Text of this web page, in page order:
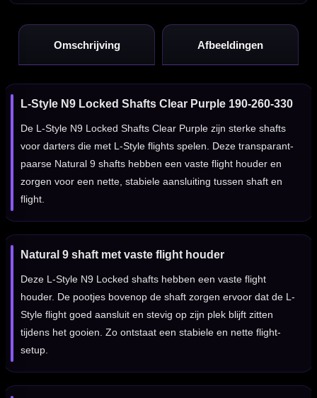
Omschrijving Afbeeldingen
L-Style N9 Locked Shafts Clear Purple 190-260-330
De L-Style N9 Locked Shafts Clear Purple zijn sterke shafts
voor darters die met L-Style flights spelen. Deze transparant-
paarse Natural 9 shafts hebben een vaste flight houder en
zorgen voor een nette, stabiele aansluiting tussen shaft en
flight.
Natural 9 shaft met vaste flight houder
Deze L-Style N9 Locked shafts hebben een vaste flight
houder. De pootjes bovenop de shaft zorgen ervoor dat de L-
Style flight goed aansluit en stevig op zijn plek blijft zitten
tijdens het gooien. Zo ontstaat een stabiele en nette flight-
setup.